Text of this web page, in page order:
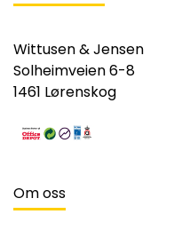
Wittusen & Jensen
Solheimveien 6-8
1461 Lørenskog
Om oss